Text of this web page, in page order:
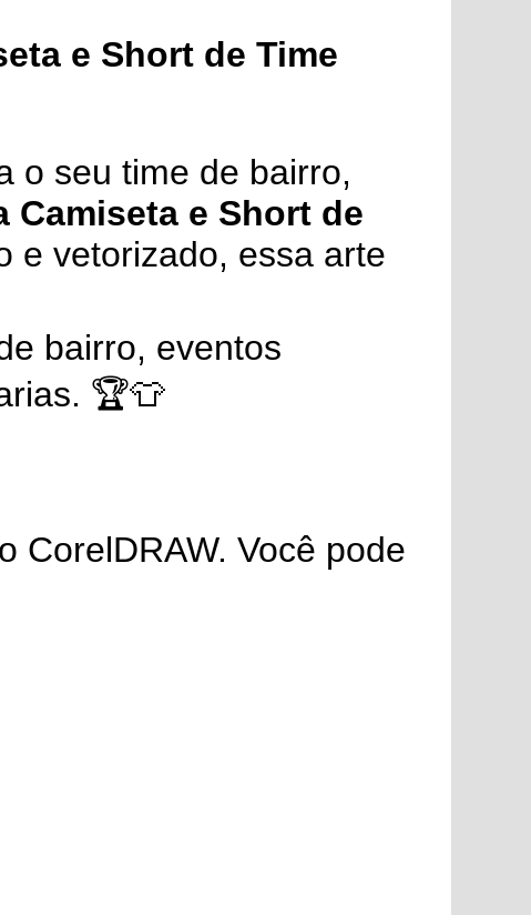
e Short de Time
o seu time de bairro,
Camiseta e Short de
e vetorizado, essa arte
bairro, eventos
🏆👕
CorelDRAW. Você pode